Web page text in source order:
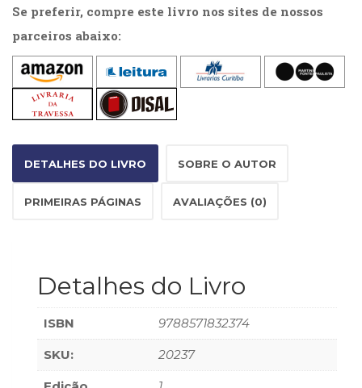
(11)
Literatura,
Ensaios
(69)
Obras
de
PNL
Neurolingüística)
Psicologia,
Psicoterapia
Publicidade,
Propaganda
e
Se preferir, compre este livro nos sites de nossos
parceiros abaixo:
DETALHES DO LIVRO SOBRE O AUTOR
PRIMEIRAS PÁGINAS AVALIAÇÕES (0)
Detalhes do Livro
ISBN 9788571832374
SKU: 20237